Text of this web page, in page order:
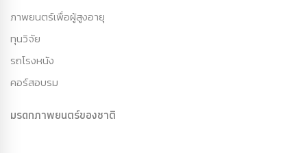
ภาพยนตร์เพื่อผู้สูงอายุ
ทุนวิจัย
รถโรงหนัง
คอร์สอบรม
มรดกภาพยนตร์ของชาติ